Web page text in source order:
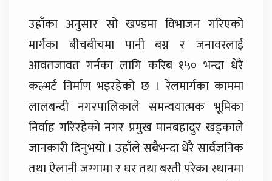
उहाँका अनुसार सो खण्डमा विभाजन गरिएको
मार्गका बीचबीचमा पानी बग्न र जनावरलाई
आवतजावत गर्नका लागि करिब १५० भन्दा धेरै
कल्भर्ट निर्माण भइरहेको छ । रेलमार्गका काममा
लालबन्दी नगरपालिकाले समन्वयात्मक भूमिका
निर्वाह गरिरहेको नगर प्रमुख मानबहादुर खड्काले
जानकारी दिनुभयो । उहाँले सबैभन्दा धेरै सार्वजनिक
तथा ऐलानी जग्गामा र घर तथा बस्ती परेका स्थानमा